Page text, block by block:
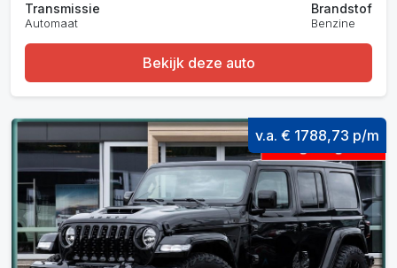
Transmissie
Automaat
Brandstof
Benzine
Bekijk deze auto
v.a. € 1788,73 p/m